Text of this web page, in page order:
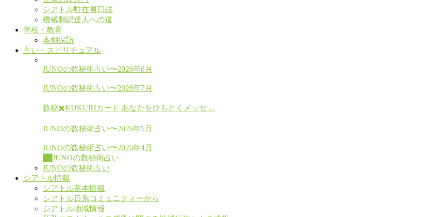
シアトル駐在員日誌
機械翻訳達人への道
学校・教育
本棚探訪
占い・スピリチュアル
JUNOの数秘術占い〜2026年8月
JUNOの数秘術占い〜2026年7月
数秘✖️KUKURIカード あなたをひもとくメッセ…
JUNOの数秘術占い〜2026年5月
JUNOの数秘術占い〜2026年4月
JUNOの数秘術占い
JUNOの数秘術占い
シアトル情報
シアトル基本情報
シアトル日系コミュニティーから
シアトル地域情報